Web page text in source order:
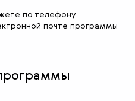
по телефону
почте программы